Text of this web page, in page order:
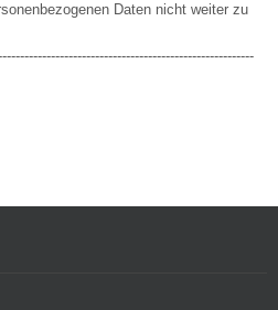
Daten nicht weiter zu